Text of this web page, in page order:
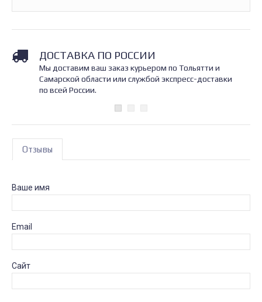
ДОСТАВКА ПО РОССИИ
Мы доставим ваш заказ курьером по Тольятти и
Самарской области или службой экспресс-доставки
по всей России.
Отзывы
Ваше имя
Email
Сайт